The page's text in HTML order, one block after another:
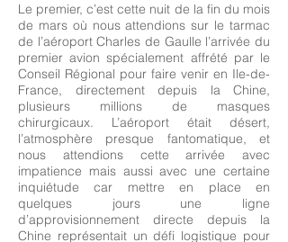
Le premier, c’est cette nuit de la fin du mois
de mars où nous attendions sur le tarmac
de l’aéroport Charles de Gaulle l’arrivée du
premier avion spécialement affrété par le
Conseil Régional pour faire venir en Ile-de-
France, directement depuis la Chine,
plusieurs millions de masques
chirurgicaux. L’aéroport était désert,
l’atmosphère presque fantomatique, et
nous attendions cette arrivée avec
impatience mais aussi avec une certaine
inquiétude car mettre en place en
quelques jours une ligne
d’approvisionnement directe depuis la
Chine représentait un défi logistique pour